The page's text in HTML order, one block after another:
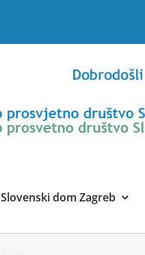
Slovenski dom Zagreb